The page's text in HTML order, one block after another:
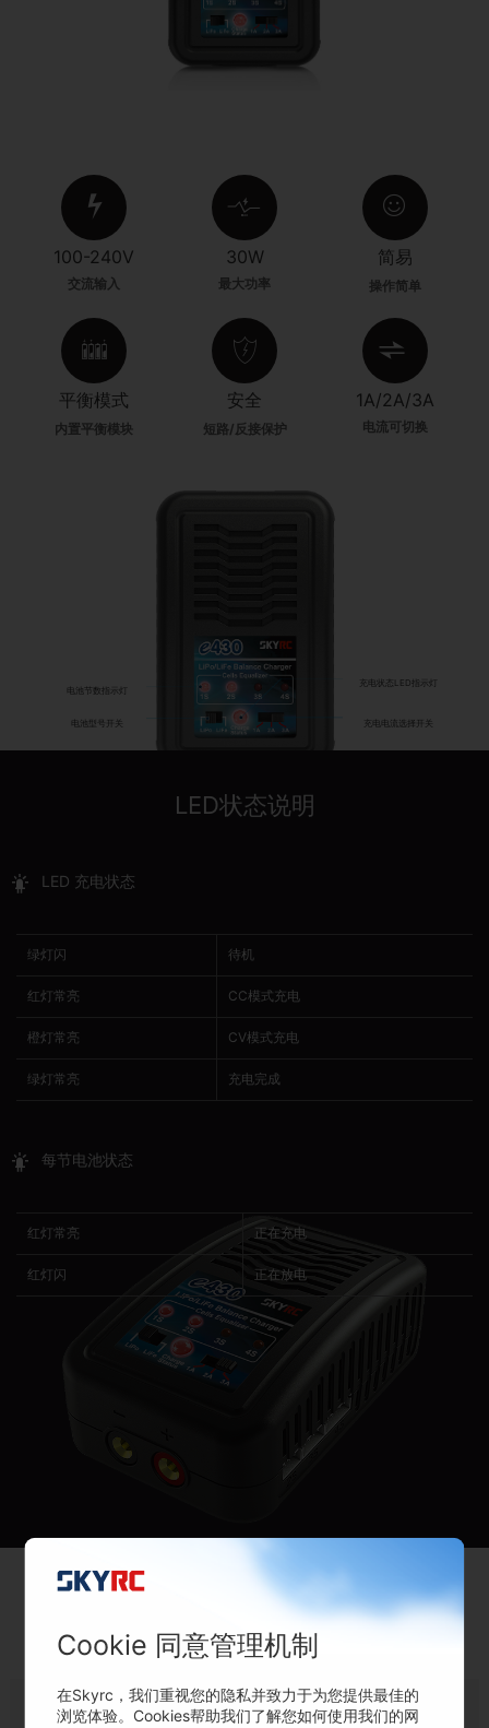
100-240V
交流输入
30W
最大功率
简易
操作简单
平衡模式
内置平衡模块
安全
短路/反接保护
1A/2A/3A
电流可切换
电池节数指示灯
电池型号开关 充电电流选择开关
充电状态LED指示灯
LED状态说明
LED 充电状态
绿灯闪 待机
红灯常亮 CC模式充电
橙灯常亮 CV模式充电
绿灯常亮 充电完成
每节电池状态
红灯常亮 正在充电
红灯闪 正在放电
包装清单
Cookie 同意管理机制
在Skyrc，我们重视您的隐私并致力于为您提供最佳的
浏览体验。Cookies帮助我们了解您如何使用我们的网